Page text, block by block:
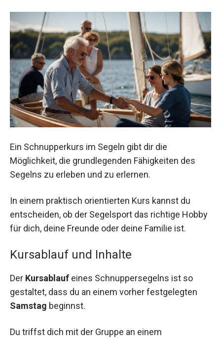
Ein Schnupperkurs im Segeln gibt dir die
Möglichkeit, die grundlegenden Fähigkeiten des
Segelns zu erleben und zu erlernen.
In einem praktisch orientierten Kurs kannst du
entscheiden, ob der Segelsport das richtige Hobby
für dich, deine Freunde oder deine Familie ist.
Kursablauf und Inhalte
Der Kursablauf eines Schnuppersegelns ist so
gestaltet, dass du an einem vorher festgelegten
Samstag beginnst.
Du triffst dich mit der Gruppe an einem